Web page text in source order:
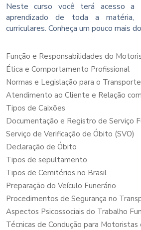
Neste curso você terá acesso a
aprendizado de toda a matéria,
curriculares. Conheça um pouco mais
Função e Responsabilidades do
Ética e Comportamento Profissional
Normas e Legislação para o
Atendimento ao Cliente e Relação
Tipos de Caixões
Documentação e Registro de Serviço
Serviço de Verificação de Óbito (SVO)
Declaração de Óbito
Tipos de sepultamento
Tipos de Cemitérios no Brasil
Preparação do Veículo Funerário
Procedimentos de Segurança no
Aspectos Psicossociais do Trabalho
Técnicas de Condução para Motoristas